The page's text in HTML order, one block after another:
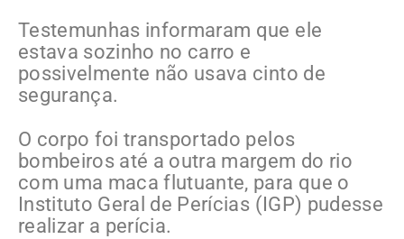
Testemunhas informaram que ele
estava sozinho no carro e
possivelmente não usava cinto de
segurança.
O corpo foi transportado pelos
bombeiros até a outra margem do rio
com uma maca flutuante, para que o
Instituto Geral de Perícias (IGP) pudesse
realizar a perícia.